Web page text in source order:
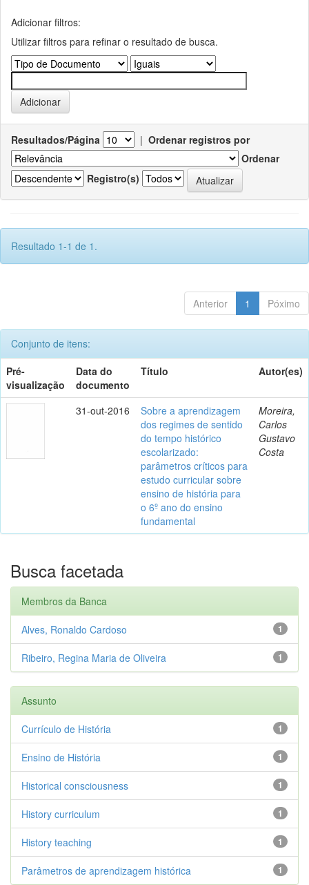
Adicionar filtros:
Utilizar filtros para refinar o resultado de busca.
Resultados/Página | Ordenar registros por
Ordenar
Registro(s)
Resultado 1-1 de 1.
Anterior 1 Póximo
Conjunto de itens:
Pré-
visualização
Data do
documento
Título Autor(es)
31-out-2016
Sobre a aprendizagem
dos regimes de sentido
do tempo histórico
escolarizado:
parâmetros críticos para
estudo curricular sobre
ensino de história para
o 6º ano do ensino
fundamental
Moreira,
Carlos
Gustavo
Costa
Busca facetada
Membros da Banca
1
Alves, Ronaldo Cardoso
1
Ribeiro, Regina Maria de Oliveira
Assunto
1
Currículo de História
1
Ensino de História
1
Historical consciousness
1
History curriculum
1
History teaching
1
Parâmetros de aprendizagem histórica